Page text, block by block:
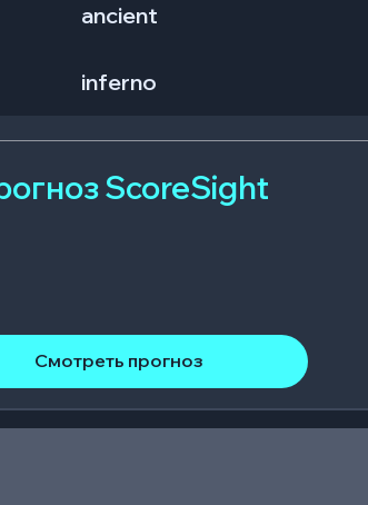
ancient
inferno
ScoreSight
Смотреть прогноз